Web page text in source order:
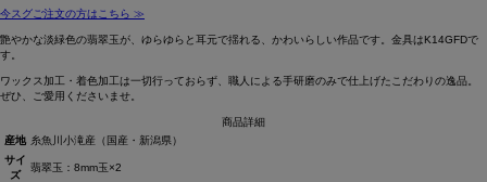
今スグご注文の方はこちら ≫
艶やかな淡緑色の翡翠玉が、ゆらゆらと耳元で揺れる、かわいらしい作品です。金具はK14GFDで
す。
ワックス加工・着色加工は一切行っておらず、職人による手研磨のみで仕上げたこだわりの逸品。
ぜひ、ご愛用くださいませ。
商品詳細
産地 糸魚川小滝産（国産・新潟県）
サイ
ズ
翡翠玉：8mm玉×2